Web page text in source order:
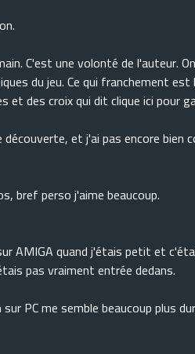
C'est une volonté de l'auteur.
du jeu. Ce qui franchement
et des croix qui dit clique ici pour
et j'ai pas encore bien
bref perso j'aime beaucoup.
AMIGA quand j'étais petit et
pas vraiment entrée dedans.
PC me semble beaucoup plus